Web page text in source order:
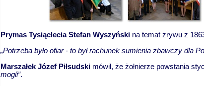
Prymas Tysiąclecia Stefan Wyszyńskina temat zrywu z
„Potrzeba było ofiar - to był rachunek sumienia zbawczy dla
Marszałek Józef Piłsudskimówił, że żołnierze powstania
mogli”.